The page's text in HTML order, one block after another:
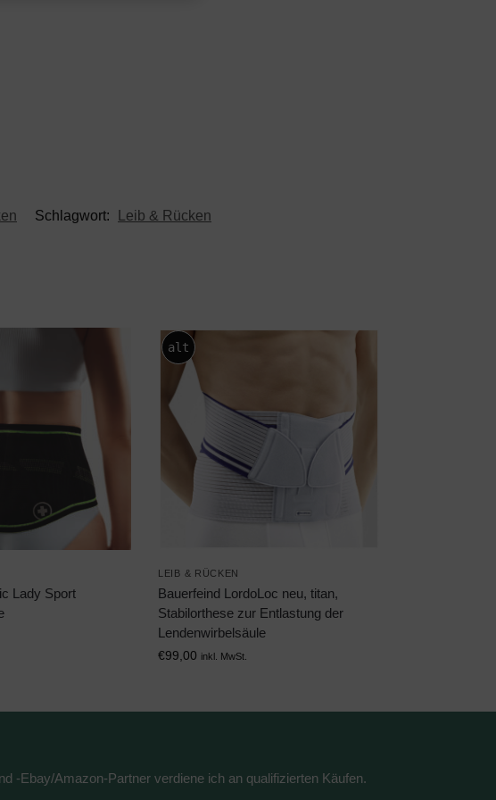
Schlagwort: Leib & Rücken
Lady Sport
alt
LEIB & RÜCKEN
Bauerfeind LordoLoc neu, titan,
Stabilorthese zur Entlastung der
Lendenwirbelsäule
€99,00 inkl. MwSt.
-Ebay/Amazon-Partner verdiene ich an qualifizierten Käufen.